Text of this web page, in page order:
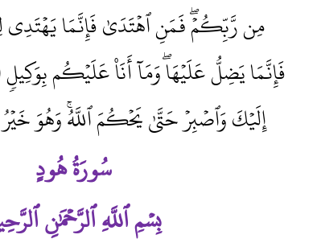
مِن رَّبِّكُمۡۖ فَمَنِ ٱهۡتَدَىٰ فَإِنَّمَا
فَإِنَّمَا يَضِلُّ عَلَيۡهَاۖ وَمَآ أَنَا۠ عَلَيۡكُم بِوَكِيل
إِلَيۡكَ وَٱصۡبِرۡ حَتَّىٰ يَحۡكُمَ ٱللَّهُۚ وَهُوَ خَيۡرُ
سُورَةُ هُودٍ
بِسۡمِ ٱللَّهِ ٱلرَّحۡمَٰنِ